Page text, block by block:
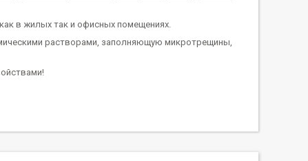
в жилых так и офисных помещениях.
растворами, заполняющую микротрещины,